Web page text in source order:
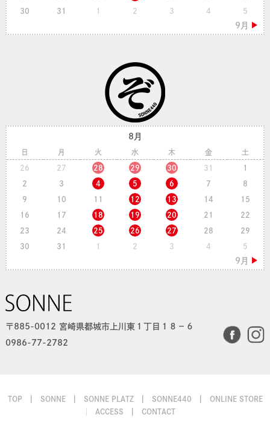
30 31 1 2 3 4 5
8月
日 月 火 水 木 金 土
26 27 28 29 30 31 1
2 3 4 5 6 7 8
9 10 11 12 13 14 15
16 17 18 19 20 21 22
23 24 25 26 27 28 29
30 31 1 2 3 4 5
〒885-0012 宮崎県都城市上川東１丁目１８−６
0986-77-2782
TOP SONNE SONNE PLATZ SONNE440
ONLINE STORE
ACCESS
CONTACT